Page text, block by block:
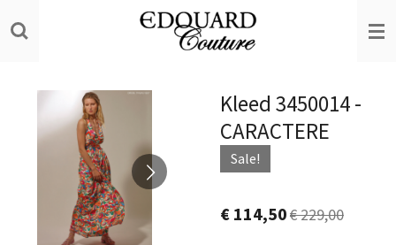
direct
hoofdinhoud
Kleed 3450014 -
CARACTERE
Sale!
€ 114,50€ 229,00